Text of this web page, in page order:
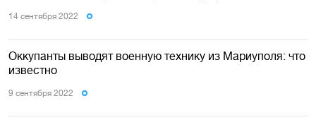
14 сентября 2022
Оккупанты выводят военную технику из Мариуполя: что
известно
9 сентября 2022